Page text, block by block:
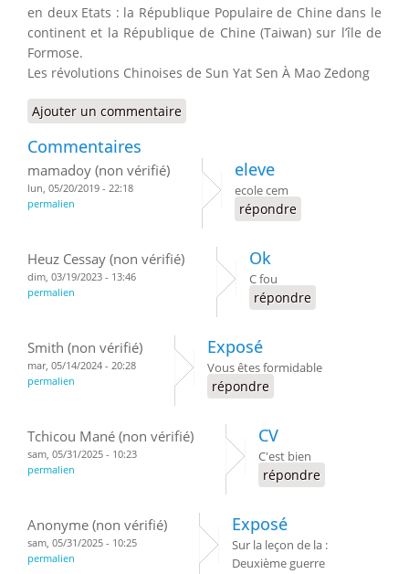
en deux Etats : la République Populaire de Chine dans le
continent et la République de Chine (Taiwan) sur l’île de
Formose.
Les révolutions Chinoises de Sun Yat Sen À Mao Zedong
Ajouter un commentaire
Commentaires
mamadoy (non vérifié)
lun, 05/20/2019 - 22:18
permalien
eleve
ecole cem
répondre
Heuz Cessay (non vérifié)
dim, 03/19/2023 - 13:46
permalien
Ok
C fou
répondre
Smith (non vérifié)
mar, 05/14/2024 - 20:28
permalien
Exposé
Vous êtes formidable
répondre
Tchicou Mané (non vérifié)
sam, 05/31/2025 - 10:23
permalien
CV
C'est bien
répondre
Anonyme (non vérifié)
sam, 05/31/2025 - 10:25
permalien
Exposé
Sur la leçon de la :
Deuxième guerre